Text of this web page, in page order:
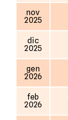
nov
2025
dic
2025
gen
2026
feb
2026